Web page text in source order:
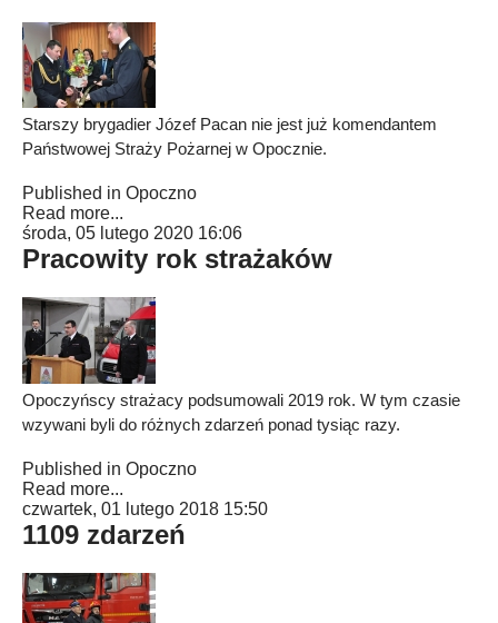
Starszy brygadier Józef Pacan nie jest już komendantem
Państwowej Straży Pożarnej w Opocznie.
Published in Opoczno
Read more...
środa, 05 lutego 2020 16:06
Pracowity rok strażaków
Opoczyńscy strażacy podsumowali 2019 rok. W tym czasie
wzywani byli do różnych zdarzeń ponad tysiąc razy.
Published in Opoczno
Read more...
czwartek, 01 lutego 2018 15:50
1109 zdarzeń